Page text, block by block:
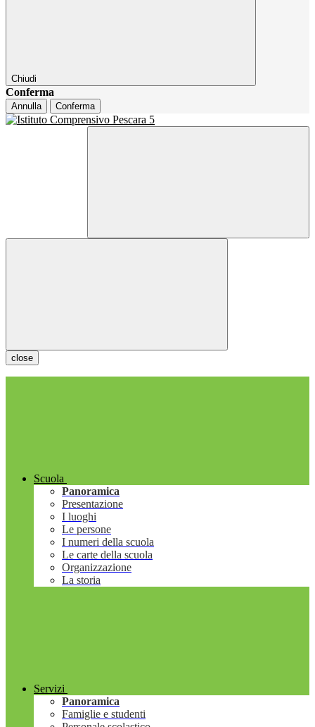
Chiudi
Conferma
Annulla Conferma
close
Scuola
Panoramica
Presentazione
I luoghi
Le persone
I numeri della scuola
Le carte della scuola
Organizzazione
La storia
Servizi
Panoramica
Famiglie e studenti